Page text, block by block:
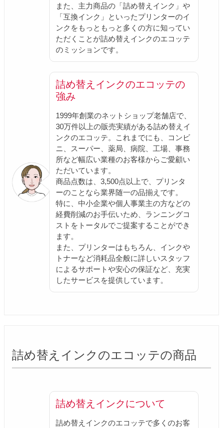
また、主力商品の「詰め替えインク」や
「互換インク」といったプリンターのイ
ンクをもっともっと多くの方に知ってい
ただくことが詰め替えインクのエコッテ
のミッションです。
詰め替えインクのエコッテの
強み
1999年創業のネットショップ老舗店で、
30万件以上の販売実績がある詰め替えイ
ンクのエコッテ。これまでにも、コンビ
ニ、スーパー、薬局、病院、工場、事務
所など幅広い業種のお客様からご愛顧い
ただいています。
商品点数は、3,500点以上で、プリンタ
ーのことなら業界随一の品揃えです。
特に、中小企業や個人事業主の方などの
経費削減のお手伝いため、ランニングコ
ストをトータルでご提案することができ
ます。
また、プリンターはもちろん、インクや
トナーなど消耗品全般に詳しいスタッフ
によるサポートや安心の保証など、充実
したサービスを提供しています。
詰め替えインクのエコッテの商品
詰め替えインクについて
詰め替えインクのエコッテで多くのお客